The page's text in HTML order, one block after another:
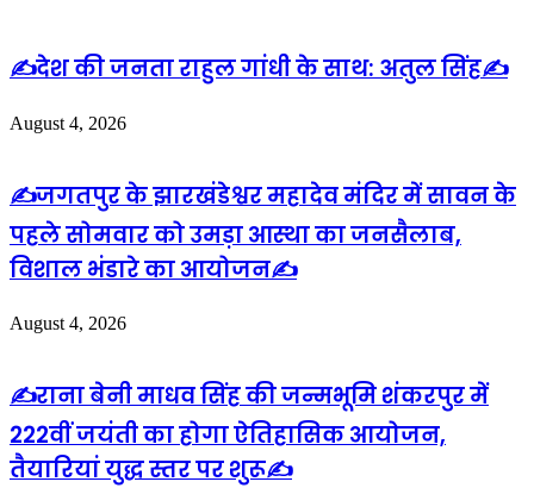
✍️देश की जनता राहुल गांधी के साथ: अतुल सिंह✍️
August 4, 2026
✍️जगतपुर के झारखंडेश्वर महादेव मंदिर में सावन के
पहले सोमवार को उमड़ा आस्था का जनसैलाब,
विशाल भंडारे का आयोजन✍️
August 4, 2026
✍️राना बेनी माधव सिंह की जन्मभूमि शंकरपुर में
222वीं जयंती का होगा ऐतिहासिक आयोजन,
तैयारियां युद्ध स्तर पर शुरू✍️